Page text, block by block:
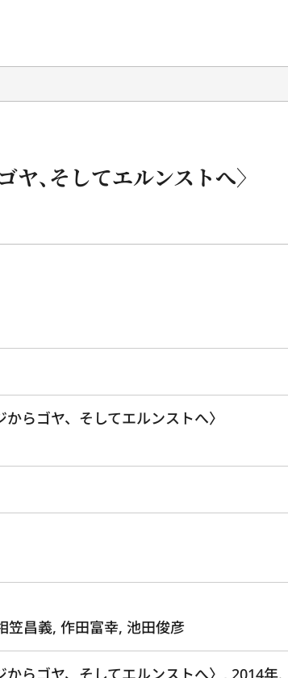
、そしてエルンストへ〉
らゴヤ、そしてエルンストへ〉
笠昌義, 作田富幸, 池田俊彦
らゴヤ、そしてエルンストへ〉, 2014年.